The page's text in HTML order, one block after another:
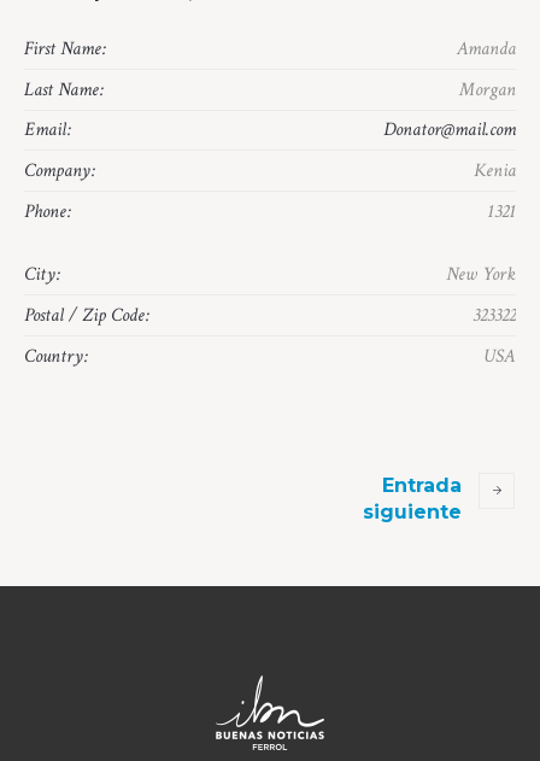
First Name:
Amanda
Last Name:
Morgan
Email:
Donator@mail.com
Company:
Kenia
Phone:
1321
City:
New York
Postal / Zip Code:
323322
Country:
USA
Entrada
siguiente